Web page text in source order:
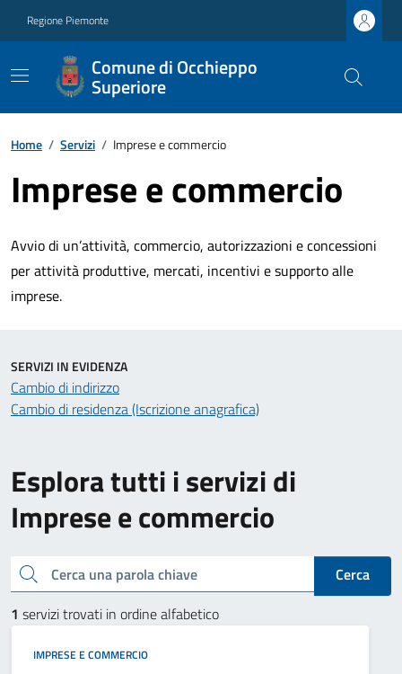
Regione Piemonte
Comune di Occhieppo
Superiore
Home / Servizi / Imprese e commercio
Imprese e commercio
Avvio di un’attività, commercio, autorizzazioni e concessioni
per attività produttive, mercati, incentivi e supporto alle
imprese.
Esplora tutti i servizi di
Imprese e commercio
Cerca una parola chiave
Cerca
1 servizi trovati in ordine alfabetico
IMPRESE E COMMERCIO
SERVIZI IN EVIDENZA
Cambio di indirizzo
Cambio di residenza (Iscrizione anagrafica)